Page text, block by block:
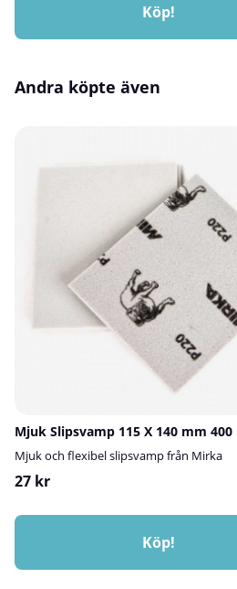
Köp!
Andra köpte även
Mjuk Slipsvamp 115 X 140 mm 400
Mjuk och flexibel slipsvamp från Mirka
27 kr
Köp!